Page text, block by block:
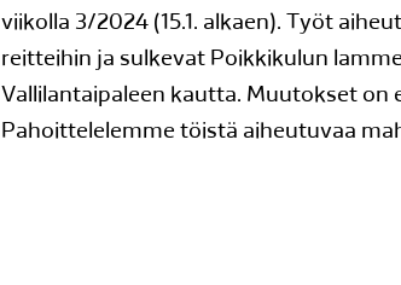
viikolla 3/2024 (15.1. alkaen). Työt
reitteihin ja sulkevat Poikkikulun
Vallilantaipaleen kautta. Muutokset on
Pahoittelelemme töistä aiheutuvaa